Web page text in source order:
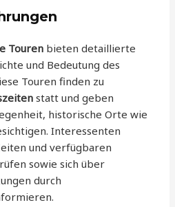
Touren bieten detaillierte
und Bedeutung des
Touren finden zu
statt und geben
historische Orte wie
Interessenten
und verfügbaren
sowie sich über
durch